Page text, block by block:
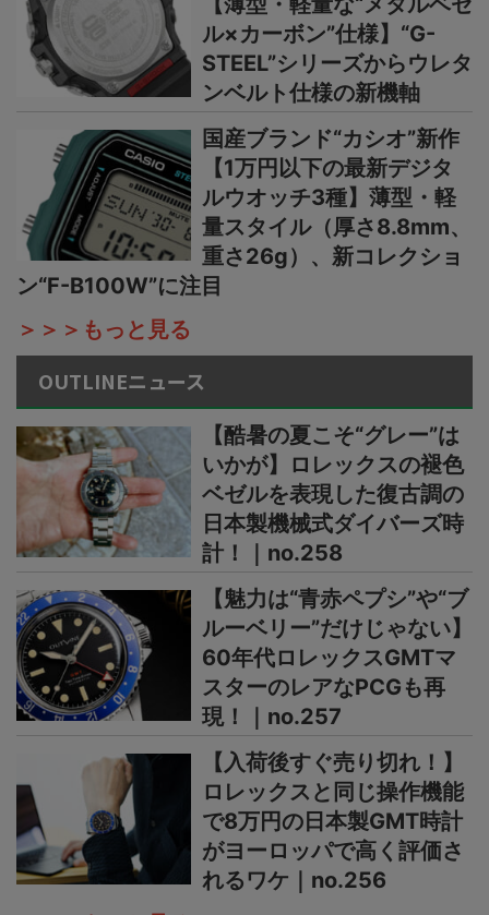
ル×カーボン”仕様】“G-
STEEL”シリーズからウレタ
ンベルト仕様の新機軸
国産ブランド“カシオ”新作
【1万円以下の最新デジタ
ルウオッチ3種】薄型・軽
量スタイル（厚さ8.8mm、
重さ26g）、新コレクショ
ン“F-B100W”に注目
＞＞＞もっと見る
OUTLINEニュース
【酷暑の夏こそ“グレー”は
いかが】ロレックスの褪色
ベゼルを表現した復古調の
日本製機械式ダイバーズ時
計！｜no.258
【魅力は“青赤ペプシ”や“ブ
ルーベリー”だけじゃない】
60年代ロレックスGMTマ
スターのレアなPCGも再
現！｜no.257
【入荷後すぐ売り切れ！】
ロレックスと同じ操作機能
で8万円の日本製GMT時計
がヨーロッパで高く評価さ
れるワケ｜no.256